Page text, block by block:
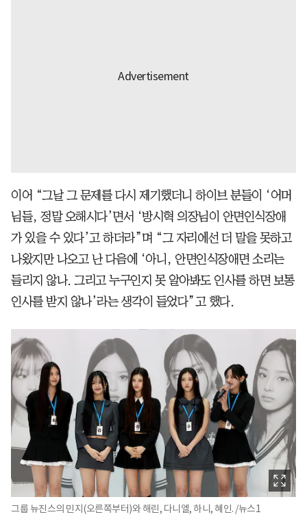
이어 “그날 그 문제를 다시 제기했더니 하이브 분들이 ‘어머
님들, 정말 오해시다’면서 ‘방시혁 의장님이 안면인식장애
가 있을 수 있다’고 하더라”며 “그 자리에선 더 말을 못하고
나왔지만 나오고 난 다음에 ‘아니, 안면인식장애면 소리는
들리지 않나. 그리고 누구인지 못 알아봐도 인사를 하면 보통
인사를 받지 않나’라는 생각이 들었다”고 했다.
그룹 뉴진스의 민지(오른쪽부터)와 해린, 다니엘, 하니, 혜인. /뉴스1